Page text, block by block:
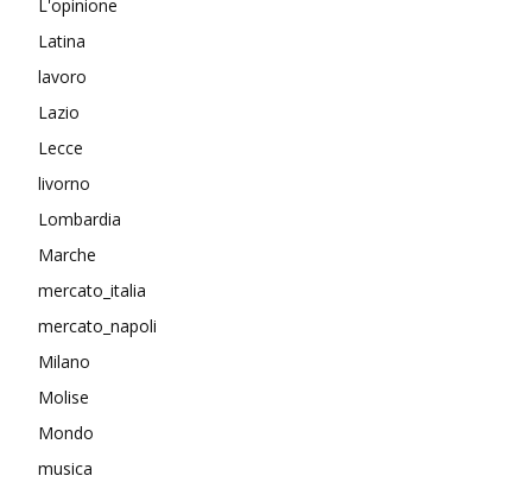
L'opinione
Latina
lavoro
Lazio
Lecce
livorno
Lombardia
Marche
mercato_italia
mercato_napoli
Milano
Molise
Mondo
musica